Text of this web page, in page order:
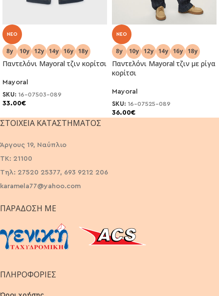
NEO
Παντελόνι Μayoral τζιν κορίτσι
Mayoral
SKU: 16-07503-089
33.00€
NEO
Παντελόνι Μayoral τζιν με ρίγα
κορίτσι
Mayoral
SKU: 16-07525-089
36.00€
ΣΤΟΙΧΕΊΑ ΚΑΤΑΣΤΉΜΑΤΟΣ
Άργους 19, Ναύπλιο
ΤΚ: 21100
Τηλ: 27520 25377, 693 9212 206
karamela77@yahoo.com
ΠΑΡΆΔΟΣΗ ΜΕ
ΠΛΗΡΟΦΟΡΙΕΣ